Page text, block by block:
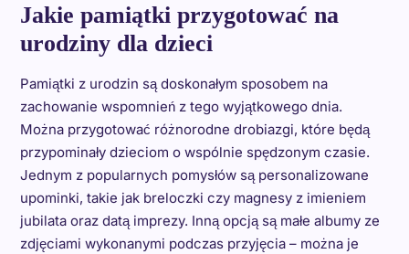
Jakie pamiątki przygotować na
urodziny dla dzieci
Pamiątki z urodzin są doskonałym sposobem na
zachowanie wspomnień z tego wyjątkowego dnia.
Można przygotować różnorodne drobiazgi, które będą
przypominały dzieciom o wspólnie spędzonym czasie.
Jednym z popularnych pomysłów są personalizowane
upominki, takie jak breloczki czy magnesy z imieniem
jubilata oraz datą imprezy. Inną opcją są małe albumy ze
zdjęciami wykonanymi podczas przyjęcia – można je